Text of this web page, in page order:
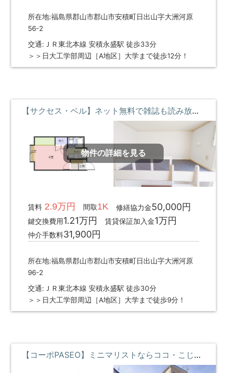
所在地:福島県郡山市郡山市安積町日出山字大洲河原
56-2
交通:ＪＲ東北本線 安積永盛駅 徒歩33分
＞＞日大工学部周辺［A地区］大学まで徒歩12分！
【サクセス・ベル】ネット無料で雑誌も読み放題♪ロフトベッド付 ②階 **即入居募集中**
物件の詳細を見る
賃料2.9万円 間取1K 修繕協力金50,000円
鍵交換費用1.21万円 賃貸保証加入金1万円
仲介手数料31,900円
所在地:福島県郡山市郡山市安積町日出山字大洲河原
96-2
交通:ＪＲ東北本線 安積永盛駅 徒歩30分
＞＞日大工学部周辺［A地区］大学まで徒歩9分！
【コーポPASEO】ミニマリストならココ・こじんまりと暮らしたい・コンビニ近くて便利 **即入居募集中**